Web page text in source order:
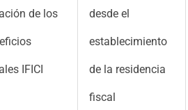
de los
IFICI
desde el
establecimiento
de la residencia
fiscal